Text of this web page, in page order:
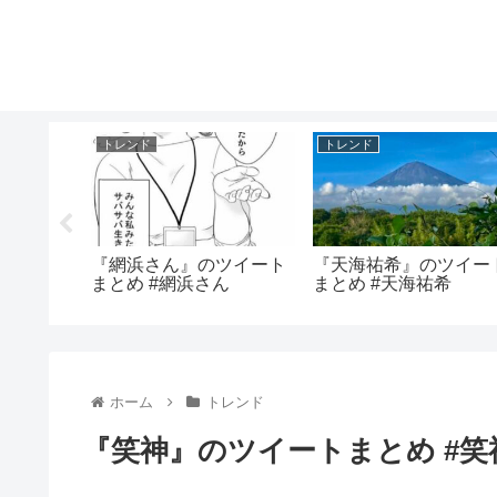
トレンド
『網浜さん』のツイート
まとめ #網浜さん
トレンド
『天海祐希』のツイー
まとめ #天海祐希
ホーム トレンド
『笑神』のツイートまとめ #笑